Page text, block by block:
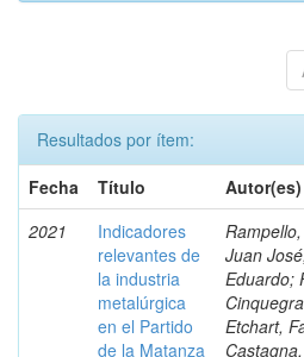
Resultados por ítem:
Fecha
Título
Autor(es)
2021
Indicadores
relevantes de
la industria
metalúrgica
en el Partido
de la Matanza
Juan
Eduardo;
Etchart,